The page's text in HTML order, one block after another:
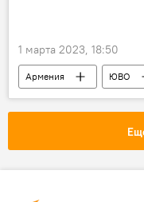
1 марта 2023, 18:50
Армения ЮВО
Новости Армения